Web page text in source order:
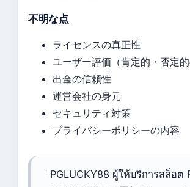
不明な点
ライセンスの真正性
ユーザー評価（肯定的・否定的
出金の信頼性
運営会社の身元
セキュリティ対策
プライバシーポリシーの内容
「PGLUCKY88 ผู้ให้บริการสล็อ